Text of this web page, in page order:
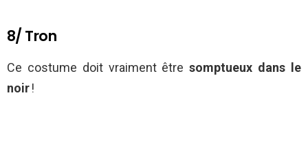
8/ Tron
Ce costume doit vraiment être somptueux dans le
noir!